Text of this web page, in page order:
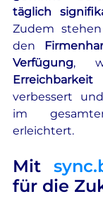
täglich
Zudem stehen
den
Verfügung,
Erreichbarkeit
verbessert
im
erleichtert.
Mit
für die